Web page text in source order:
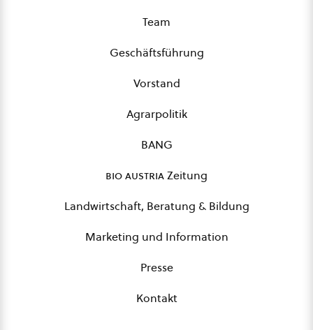
Team
Geschäftsführung
Vorstand
Agrarpolitik
BANG
bio austriaZeitung
Landwirtschaft, Beratung & Bildung
Marketing und Information
Presse
Kontakt